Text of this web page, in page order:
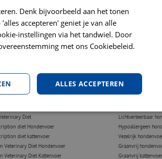
DIEET
Diet
diet Hondenvoer
diet kattenvoer
Veterinary Diet Hondenvoer
Veterinary Diet Kattenvoer
VOEDING OP MAAT
Hondenvoer
Lichtverteerbaar
Hypoallergeen
Vezelrijk
Graanvrij
Graanvrij kattenvoer
Denk bijvoorbeeld aan het tonen
accepteren' geniet je van alle
instellingen via het tandwiel. Door
met ons Cookiebeleid.
ALLES ACCEPTEREN